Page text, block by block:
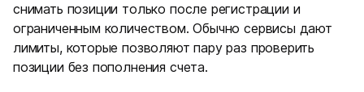
снимать позиции только после регистрации и
ограниченным количеством. Обычно сервисы дают
лимиты, которые позволяют пару раз проверить
позиции без пополнения счета.